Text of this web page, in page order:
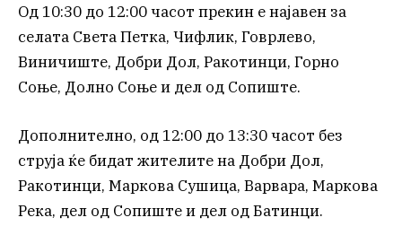
Од 10:30 до 12:00 часот прекин е најавен за
селата Света Петка, Чифлик, Говрлево,
Виничиште, Добри Дол, Ракотинци, Горно
Соње, Долно Соње и дел од Сопиште.
Дополнително, од 12:00 до 13:30 часот без
струја ќе бидат жителите на Добри Дол,
Ракотинци, Маркова Сушица, Варвара, Маркова
Река, дел од Сопиште и дел од Батинци.